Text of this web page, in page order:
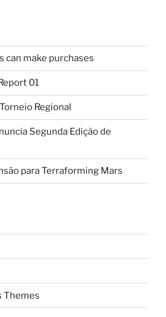
can make purchases
01
Regional
Segunda Edição de
para Terraforming Mars
Themes